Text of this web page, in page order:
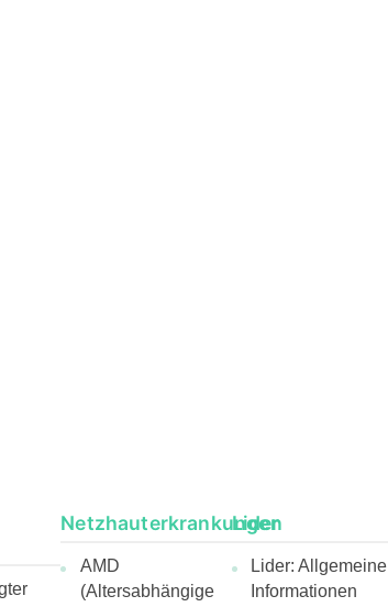
Netzhauterkrankungen
AMD
(Altersabhängige
Lider
Lider: Allgemeine
Informationen